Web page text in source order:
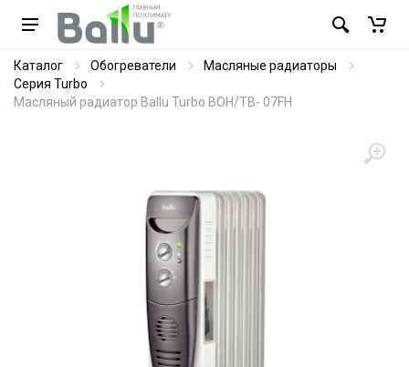
Каталог Обогреватели
Масляные радиаторы
Серия Turbo
Масляный радиатор Ballu Turbo BOH/TB- 07FH